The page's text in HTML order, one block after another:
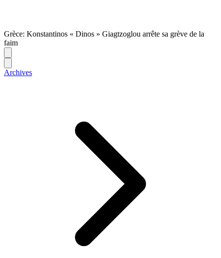
Grèce: Konstantinos « Dinos » Giagtzoglou arrête sa grève de la
faim
Archives